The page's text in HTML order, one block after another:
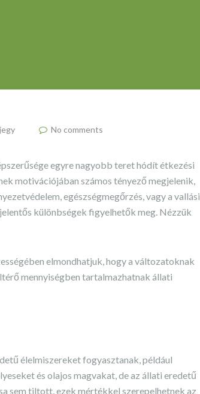
No comments
egyre nagyobb teret hódít étkezési
motivációjában számos tényező megjelenik,
egészségmegőrzés, vagy a vallási
különbségek figyelhetők meg. Nézzük
elmondhatjuk, hogy a változatoknak
mennyiségben tartalmazhatnak állati
élelmiszereket fogyasztanak, például
és olajos magvakat, de az állati eredetű
sem tiltott, ezek mértékkel szerepelhetnek az